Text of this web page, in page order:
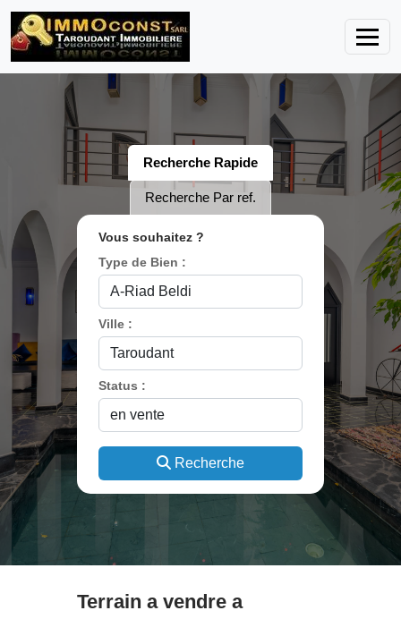
Recherche Rapide
Recherche Par ref.
Vous souhaitez ?
Type de Bien :
Ville :
Status :
Recherche
Terrain a vendre a